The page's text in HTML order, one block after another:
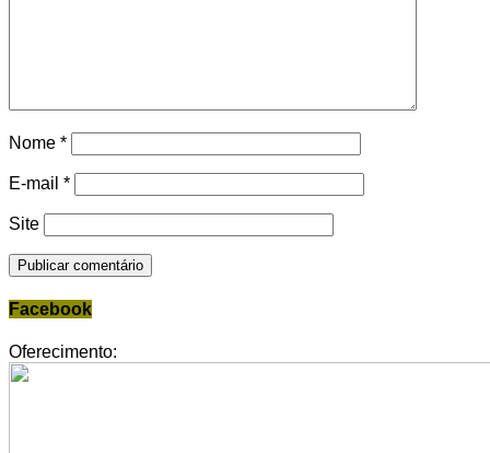
Nome *
E-mail *
Site
Facebook
Oferecimento: